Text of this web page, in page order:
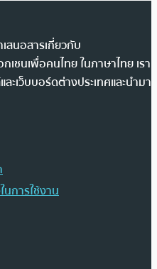
สนอสารเกี่ยวกับ
เชนเพื่อคนไทย ในภาษาไทย เรา
เว็บบอร์ดต่างประเทศและนำมา
การใช้งาน